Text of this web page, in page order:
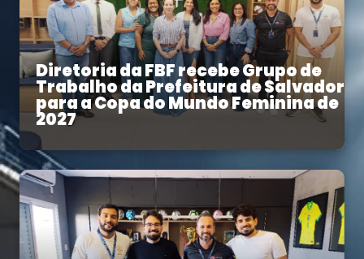
Diretoria da FBF recebe Grupo de
Trabalho da Prefeitura de Salvador
para a Copa do Mundo Feminina de
2027